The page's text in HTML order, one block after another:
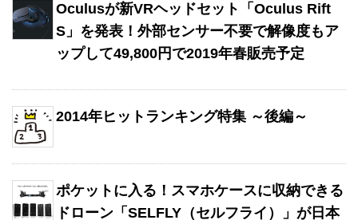
Oculusが新VRヘッドセット「Oculus Rift
S」を発表！外部センサー不要で解像度もア
ップして49,800円で2019年春販売予定
2014年ヒットランキング特集 ～後編～
ポケットに入る！スマホケースに収納できる
ドローン「SELFLY（セルフライ）」が日本